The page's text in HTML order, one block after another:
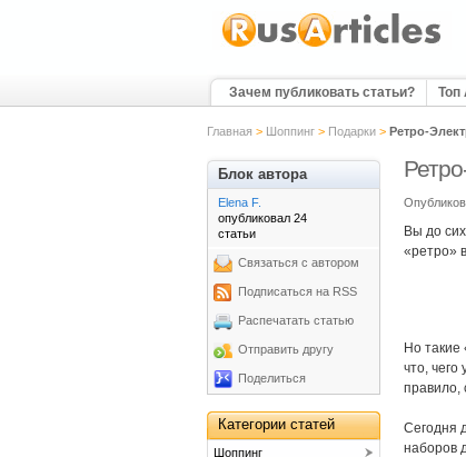
Зачем публиковать статьи? Топ
Главная > Шоппинг> Подарки> Ретро-
Вы до
«ретро»
Но такие
что, чего
правило,
Сегодня
наборов
Блок автора
Elena F.
опубликовал 24
статьи
Связаться с автором
Подписаться на RSS
Распечатать статью
Отправить другу
Поделиться
Категории статей
Шоппинг